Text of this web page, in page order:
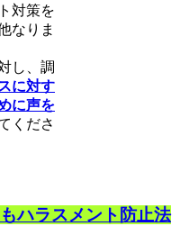
対策を
なりま
し、調
に対す
に声を
くださ
ハラスメント防止法